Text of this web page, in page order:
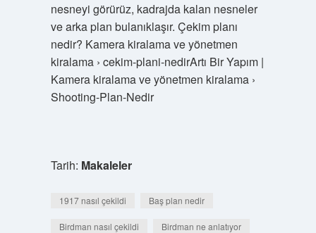
nesneyi görürüz, kadrajda kalan nesneler
ve arka plan bulanıklaşır. Çekim planı
nedir? Kamera kiralama ve yönetmen
kiralama › cekim-plani-nedirArtı Bir Yapım |
Kamera kiralama ve yönetmen kiralama ›
Shooting-Plan-Nedir
Tarih: Makaleler
1917 nasıl çekildi Baş plan nedir
Birdman nasıl çekildi Birdman ne anlatıyor